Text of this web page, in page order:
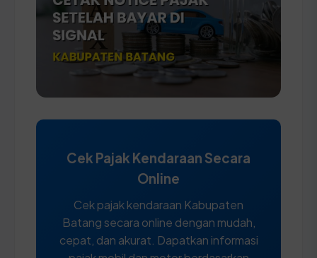
Cek Pajak Kendaraan Secara
Online
Cek pajak kendaraan Kabupaten
Batang secara online dengan mudah,
cepat, dan akurat. Dapatkan informasi